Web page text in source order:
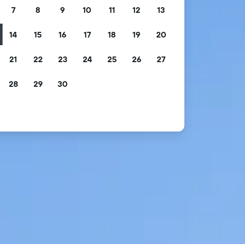
7 8 9 10 11 12 13
14 15 16 17 18 19 20
21 22 23 24 25 26 27
28 29 30